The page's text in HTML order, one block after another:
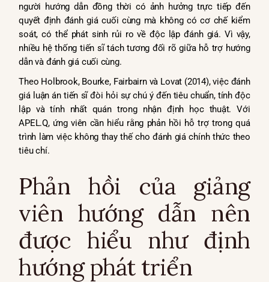
người hướng dẫn đồng thời có ảnh hưởng trực tiếp đến
quyết định đánh giá cuối cùng mà không có cơ chế kiểm
soát, có thể phát sinh rủi ro về độc lập đánh giá. Vì vậy,
nhiều hệ thống tiến sĩ tách tương đối rõ giữa hỗ trợ hướng
dẫn và đánh giá cuối cùng.
Theo Holbrook, Bourke, Fairbairn và Lovat (2014), việc đánh
giá luận án tiến sĩ đòi hỏi sự chú ý đến tiêu chuẩn, tính độc
lập và tính nhất quán trong nhận định học thuật. Với
APEL.Q, ứng viên cần hiểu rằng phản hồi hỗ trợ trong quá
trình làm việc không thay thế cho đánh giá chính thức theo
tiêu chí.
Phản hồi của giảng
viên hướng dẫn nên
được hiểu như định
hướng phát triển